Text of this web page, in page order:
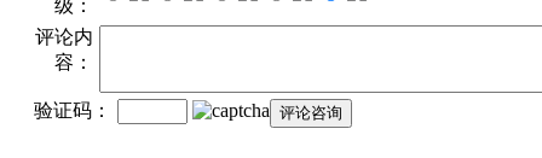
级：
评论内
容：
验证码：